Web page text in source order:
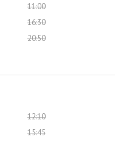
11:00
16:30
20:50
12:10
15:45